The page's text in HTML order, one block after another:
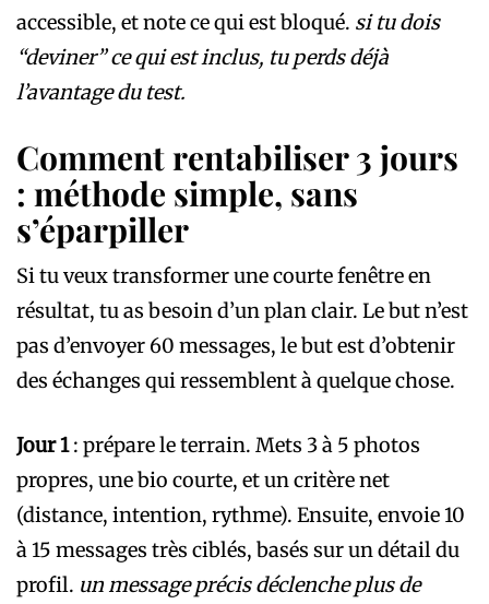
accessible, et note ce qui est bloqué. si tu dois
“deviner” ce qui est inclus, tu perds déjà
l’avantage du test.
Comment rentabiliser 3 jours
: méthode simple, sans
s’éparpiller
Si tu veux transformer une courte fenêtre en
résultat, tu as besoin d’un plan clair. Le but n’est
pas d’envoyer 60 messages, le but est d’obtenir
des échanges qui ressemblent à quelque chose.
Jour 1: prépare le terrain. Mets 3 à 5 photos
propres, une bio courte, et un critère net
(distance, intention, rythme). Ensuite, envoie 10
à 15 messages très ciblés, basés sur un détail du
profil. un message précis déclenche plus de